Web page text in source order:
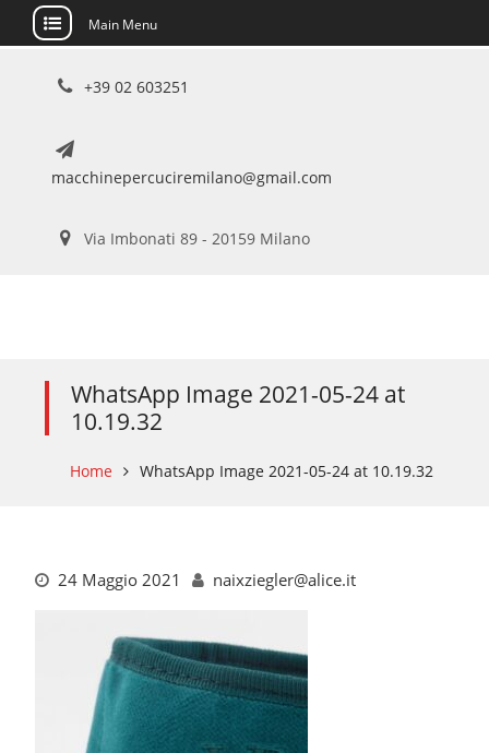
Main Menu
+39 02 603251
macchinepercuciremilano@gmail.com
Via Imbonati 89 - 20159 Milano
WhatsApp Image 2021-05-24 at
10.19.32
Home WhatsApp Image 2021-05-24 at 10.19.32
24 Maggio 2021 naixziegler@alice.it